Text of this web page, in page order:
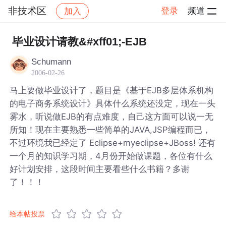
非技术区 加入 登录 频道
社区 非技术区 帖子详情
毕业设计请教&#xff01;-EJB
Schumann
2006-02-26
马上要做毕业设计了，题目是《基于EJB多层体系机构
的电子商务系统设计》具体什么系统还没定，现在一头
雾水，听说做EJB的有点难度，自己这方面可以说一无
所知！现在主要熟悉一些简单的JAVA,JSP编程而已，
不过环境我已经定了 Eclipse+myeclipse+JBoss! 还有
一个月的知识学习期，4月份开始做课题，各位有什么
好计划安排，这段时间主要看些什么书籍？多谢
了！！！
给本帖投票